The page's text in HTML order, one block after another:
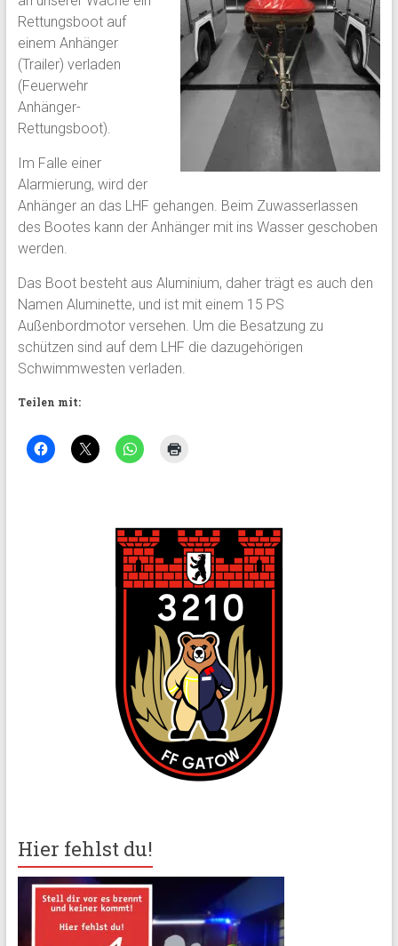
Rettungsboot auf
einem Anhänger
(Trailer) verladen
(Feuerwehr
Anhänger-
Rettungsboot).
Im Falle einer
Alarmierung, wird der
Anhänger an das LHF gehangen. Beim Zuwasserlassen
des Bootes kann der Anhänger mit ins Wasser geschoben
werden.
Das Boot besteht aus Aluminium, daher trägt es auch den
Namen Aluminette, und ist mit einem 15 PS
Außenbordmotor versehen. Um die Besatzung zu
schützen sind auf dem LHF die dazugehörigen
Schwimmwesten verladen.
Teilen mit:
Hier fehlst du!